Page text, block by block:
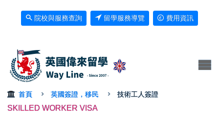
院校與服務查詢 留學服務導覽 費用資訊
首頁 英國簽證，移民 技術工人簽證
SKILLED WORKER VISA